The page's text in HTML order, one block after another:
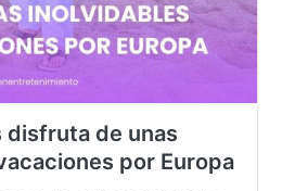
disfruta de unas